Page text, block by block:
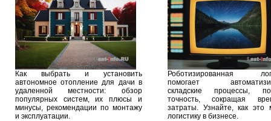
Как выбрать и установить
автономное отопление для дачи в
удаленной местности: обзор
популярных систем, их плюсы и
минусы, рекомендации по монтажу
и эксплуатации.
Роботизированная
помогает
складские процессы,
точность, сокращая
затраты. Узнайте, как это
логистику в бизнесе.